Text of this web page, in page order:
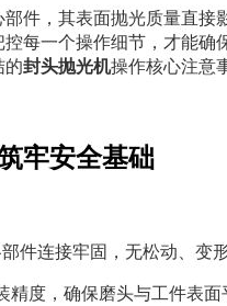
件，其表面抛光质量直
每一个操作细节，才能
的封头抛光机操作核心注意
牢安全基础
件连接牢固，无松动、变形
度，确保磨头与工件表面